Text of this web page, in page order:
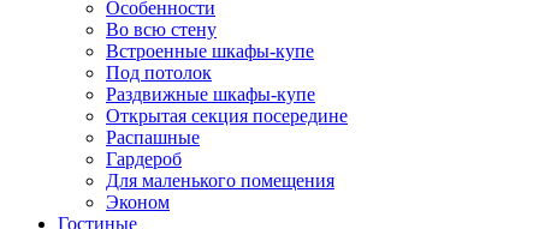
Особенности
Во всю стену
Встроенные шкафы-купе
Под потолок
Раздвижные шкафы-купе
Открытая секция посередине
Распашные
Гардероб
Для маленького помещения
Эконом
Гостиные